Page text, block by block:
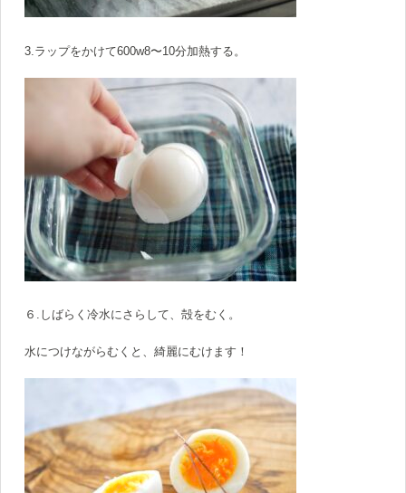
3.ラップをかけて600w8〜10分加熱する。
６.しばらく冷水にさらして、殻をむく。
水につけながらむくと、綺麗にむけます！